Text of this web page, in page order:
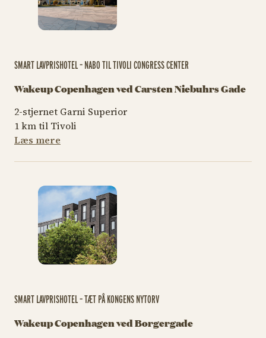
SMART LAVPRISHOTEL – NABO TIL TIVOLI CONGRESS CENTER
Wakeup Copenhagen ved Carsten Niebuhrs Gade
2-stjernet Garni Superior
1 km til Tivoli
Læs mere
SMART LAVPRISHOTEL – TÆT PÅ KONGENS NYTORV
Wakeup Copenhagen ved Borgergade